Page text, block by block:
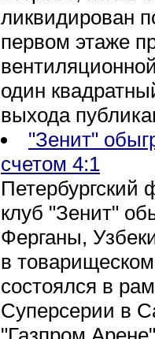
ликвидирован
первом этаже
один
выхода
"Зенит"
счетом 4:1
Петербургский
клуб "Зенит"
Ферганы,
в
состоялся в
Суперсерии в